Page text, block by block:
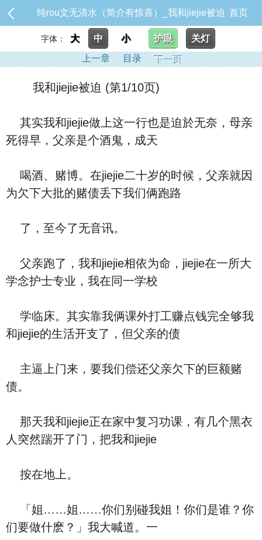
纯rou文无清水（简介有惊喜）_我和jiejie被迫 首页
字体： 大 中 小 护眼
关灯
上一章
目录 下一页
我和jiejie被迫 (第1/10页)
其实我和jiejie做上这一行也是迫於无奈，母亲
死得早，父亲是个酒鬼，成天
喝酒、赌博。在jiejie二十岁的时候，父亲就因
为欠下大批的赌债丢下我们俩跑路
了，至今了无音讯。
父亲跑了，我和jiejie相依为命，jiejie在一所大
学念护士专业，我在同一学校
学临床。其实靠我俩课外打工赚点钱完全够我
和jiejie的生活开支了，但父亲的债
主逼上门来，要我们偿还父亲欠下的巨额赌
债。
那天我和jiejie正在家中复习功课，有几个黑衣
人突然踹开了门，把我和jiejie
按在地上。
「姐……姐……你们别碰我姐！你们是谁？你
们要做什麽？」我大喊道。一